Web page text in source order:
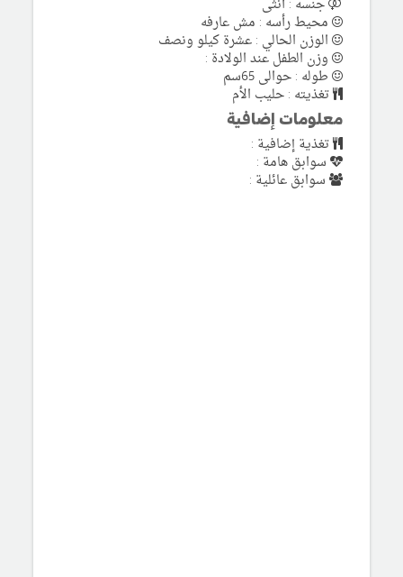
جنسه : أنثى
محيط رأسه : مش عارفه
الوزن الحالي : عشرة كيلو ونصف
وزن الطفل عند الولادة :
طوله : حوالى 65سم
تغذيته : حليب الأم
معلومات إضافية
تغذية إضافية :
سوابق هامة :
سوابق عائلية :